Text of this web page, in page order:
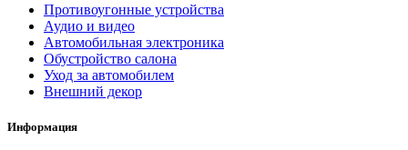
Противоугонные устройства
Аудио и видео
Автомобильная электроника
Обустройство салона
Уход за автомобилем
Внешний декор
Информация